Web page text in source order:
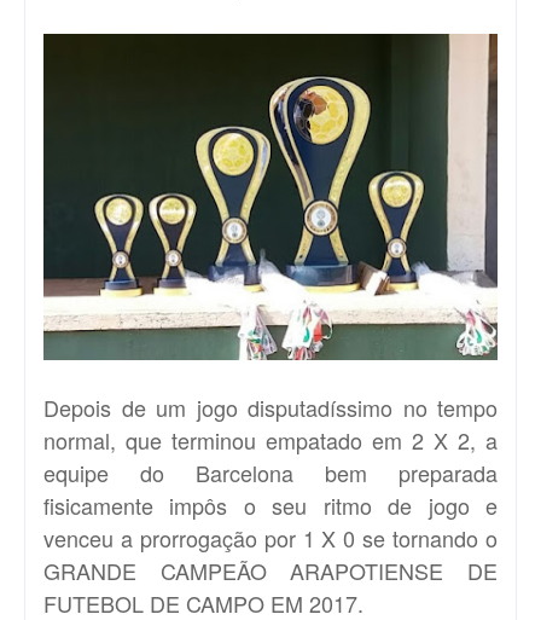
Depois de um jogo disputadíssimo no tempo
normal, que terminou empatado em 2 X 2, a
equipe do Barcelona bem preparada
fisicamente impôs o seu ritmo de jogo e
venceu a prorrogação por 1 X 0 se tornando o
GRANDE CAMPEÃO ARAPOTIENSE DE
FUTEBOL DE CAMPO EM 2017.